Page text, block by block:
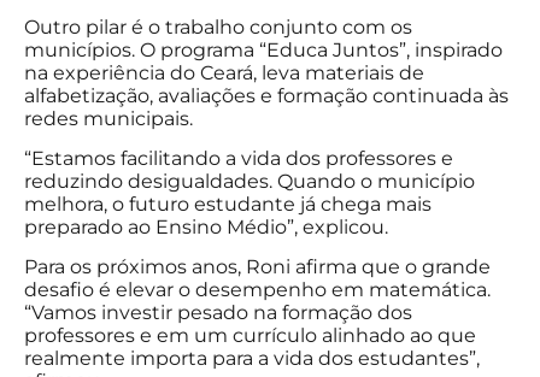
Outro pilar é o trabalho conjunto com os
municípios. O programa “Educa Juntos”, inspirado
na experiência do Ceará, leva materiais de
alfabetização, avaliações e formação continuada às
redes municipais.
“Estamos facilitando a vida dos professores e
reduzindo desigualdades. Quando o município
melhora, o futuro estudante já chega mais
preparado ao Ensino Médio”, explicou.
Para os próximos anos, Roni afirma que o grande
desafio é elevar o desempenho em matemática.
“Vamos investir pesado na formação dos
professores e em um currículo alinhado ao que
realmente importa para a vida dos estudantes”,